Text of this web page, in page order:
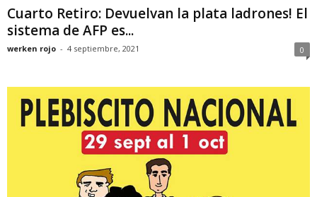
Cuarto Retiro: Devuelvan la plata ladrones! El
sistema de AFP es...
werken rojo - 4 septiembre, 2021 0